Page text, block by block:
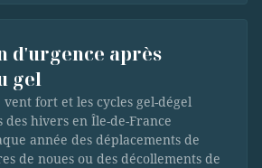
d'urgence après
gel
vent fort et les cycles gel-dégel
hivers en Île-de-France
année des déplacements de
de noues ou des décollements de